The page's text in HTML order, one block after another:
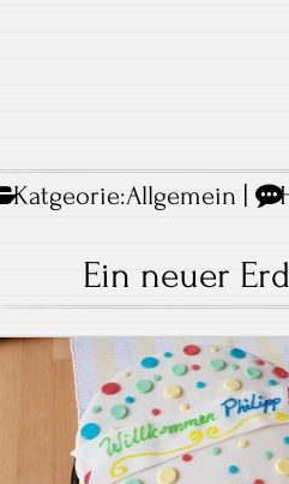
Katgeorie:Allgemein |
Ein neuer